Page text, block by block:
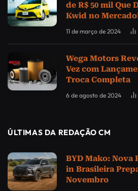
de R$ 50 mil Que
Kwid no
11 de março de 2024
Wega Motors
Vez com
Troca Completa
6 de agosto de 2024
ÚLTIMAS DA REDAÇÃO CM
BYD Mako: Nova
in Brasileira
Novembro